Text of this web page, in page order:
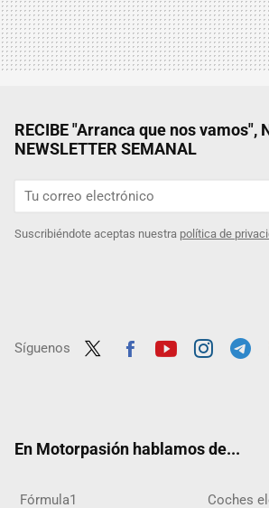
RECIBE "Arranca que nos vamos",
NEWSLETTER SEMANAL
Suscribiéndote aceptas nuestra política de
Síguenos
En Motorpasión hablamos de...
Fórmula1 Coches